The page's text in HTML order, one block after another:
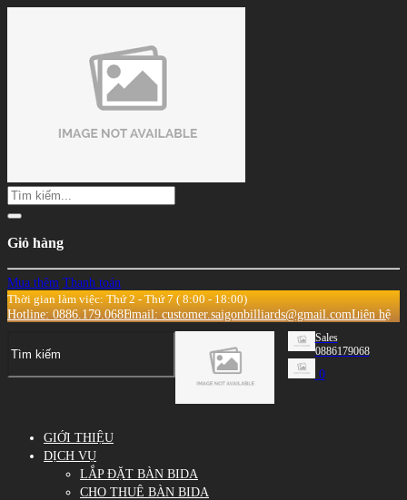
Giỏ hàng
Mua thêm Thanh toán
Thời gian làm việc: Thứ 2 - Thứ 7 ( 8:00 - 18:00)
Hotline: 0886.179.068Email: customer.saigonbilliards@gmail.comLiên hệ
Sales
0886179068
0
GIỚI THIỆU
DỊCH VỤ
LẮP ĐẶT BÀN BIDA
CHO THUÊ BÀN BIDA